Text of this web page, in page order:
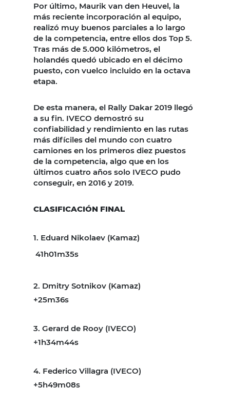
Por último, Maurik van den Heuvel, la
más reciente incorporación al equipo,
realizó muy buenos parciales a lo largo
de la competencia, entre ellos dos Top 5.
Tras más de 5.000 kilómetros, el
holandés quedó ubicado en el décimo
puesto, con vuelco incluido en la octava
etapa.
De esta manera, el Rally Dakar 2019 llegó
a su fin. IVECO demostró su
confiabilidad y rendimiento en las rutas
más difíciles del mundo con cuatro
camiones en los primeros diez puestos
de la competencia, algo que en los
últimos cuatro años solo IVECO pudo
conseguir, en 2016 y 2019.
CLASIFICACIÓN FINAL
1. Eduard Nikolaev (Kamaz)
41h01m35s
2. Dmitry Sotnikov (Kamaz)
+25m36s
3. Gerard de Rooy (IVECO)
+1h34m44s
4. Federico Villagra (IVECO)
+5h49m08s